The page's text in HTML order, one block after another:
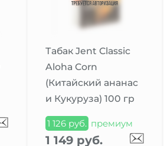
Табак Jent Classic
Aloha Corn
(Китайский ананас
и Кукуруза) 100 гр
1 126 руб. премиум
1 149 руб.